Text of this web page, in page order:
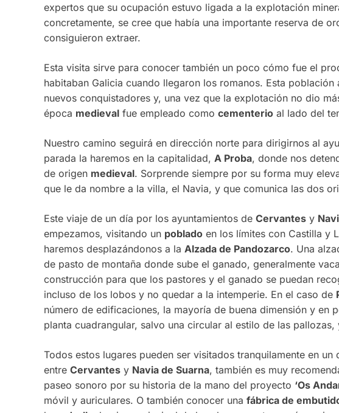
expertos que su ocupación estuvo ligada a la explotación
concretamente, se cree que había una importante reserva de
consiguieron extraer.
Esta visita sirve para conocer también un poco cómo fue el
habitaban Galicia cuando llegaron los romanos. Esta
nuevos conquistadores y, una vez que la explotación no dio
época medieval fue empleado como cementerio al lado del
Nuestro camino seguirá en dirección norte para dirigirnos al
parada la haremos en la capitalidad, A Proba, donde nos
de origen medieval. Sorprende siempre por su forma muy
que le da nombre a la villa, el Navia, y que comunica las dos
Este viaje de un día por los ayuntamientos de Cervantes y
empezamos, visitando un poblado en los límites con Castilla y
haremos desplazándonos a la Alzada de Pandozarco. Una
de pasto de montaña donde sube el ganado, generalmente
construcción para que los pastores y el ganado se puedan
incluso de los lobos y no quedar a la intemperie. En el caso de
número de edificaciones, la mayoría de buena dimensión y en
planta cuadrangular, salvo una circular al estilo de las
Todos estos lugares pueden ser visitados tranquilamente en
entre Cervantes y Navia de Suarna, también es muy
paseo sonoro por su historia de la mano del proyecto ‘Os
móvil y auriculares. O también conocer una fábrica de